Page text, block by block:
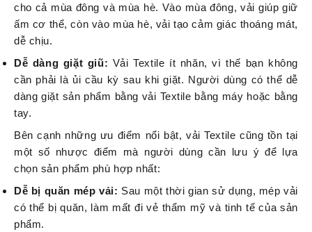
cho cả mùa đông và mùa hè. Vào mùa đông, vải giúp giữ
ấm cơ thể, còn vào mùa hè, vải tạo cảm giác thoáng mát,
dễ chịu.
Dễ dàng giặt giũ: Vải Textile ít nhăn, vì thế bạn không
cần phải là ủi cầu kỳ sau khi giặt. Người dùng có thể dễ
dàng giặt sản phẩm bằng vải Textile bằng máy hoặc bằng
tay.
Bên cạnh những ưu điểm nổi bật, vải Textile cũng tồn tại
một số nhược điểm mà người dùng cần lưu ý để lựa
chọn sản phẩm phù hợp nhất:
Dễ bị quăn mép vải: Sau một thời gian sử dụng, mép vải
có thể bị quăn, làm mất đi vẻ thẩm mỹ và tinh tế của sản
phẩm.